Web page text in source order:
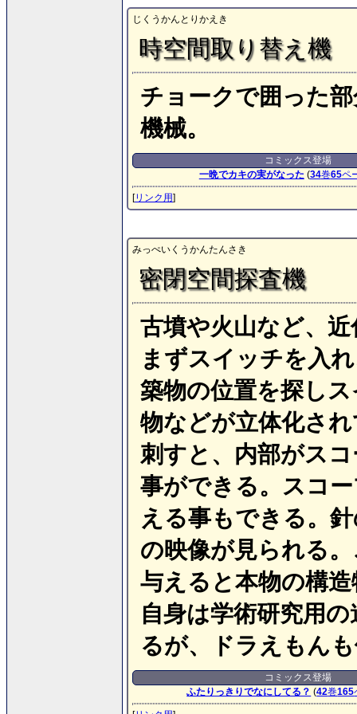
じくうかんとりかえき
時空間取り替え機
チョークで囲った
機械。
コミックス登場
一晩でカキの実がなった (34巻65ペ
[リンク用]
みっぺいくうかんたんさき
密閉空間探査機
古墳や火山など、
まずスイッチを入
築物の位置を探し
物などが立体化さ
刺すと、内部がス
事ができる。スコ
える事もできる。
の映像が見られる
与えると本物の構
自身は学術研究用
るが、ドラえもん
コミックス登場
ふたりっきりでなにしてる？ (42巻165